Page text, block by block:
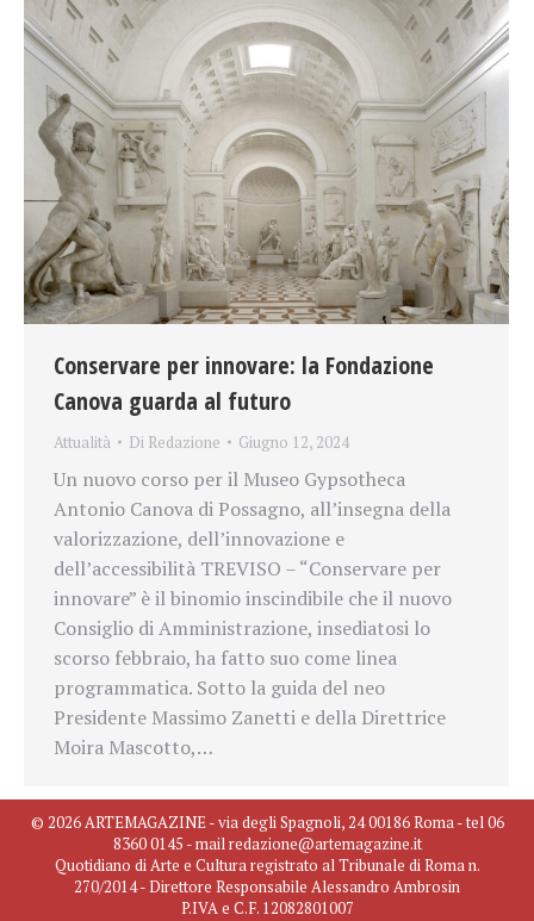
Conservare per innovare: la Fondazione
Canova guarda al futuro
Attualità Di Redazione Giugno 12, 2024
Un nuovo corso per il Museo Gypsotheca
Antonio Canova di Possagno, all’insegna della
valorizzazione, dell’innovazione e
dell’accessibilità TREVISO – “Conservare per
innovare” è il binomio inscindibile che il nuovo
Consiglio di Amministrazione, insediatosi lo
scorso febbraio, ha fatto suo come linea
programmatica. Sotto la guida del neo
Presidente Massimo Zanetti e della Direttrice
Moira Mascotto,…
© 2026 ARTEMAGAZINE - via degli Spagnoli, 24 00186 Roma - tel 06
8360 0145 - mail redazione@artemagazine.it
Quotidiano di Arte e Cultura registrato al Tribunale di Roma n.
270/2014 - Direttore Responsabile Alessandro Ambrosin
P.IVA e C.F. 12082801007